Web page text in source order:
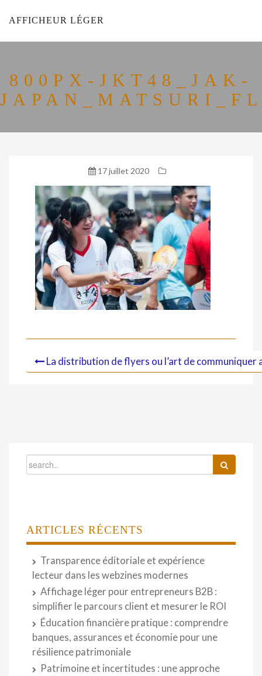
AFFICHEUR LÉGER
800PX-JKT48_JAK-
17 juillet 2020
La distribution de flyers ou l’art de communiquer
ARTICLES RÉCENTS
Transparence éditoriale et expérience
lecteur dans les webzines modernes
Affichage léger pour entrepreneurs B2B :
simplifier le parcours client et mesurer le ROI
Éducation financière pratique : comprendre
banques, assurances et économie pour une
résilience patrimoniale
Patrimoine et incertitudes : une approche